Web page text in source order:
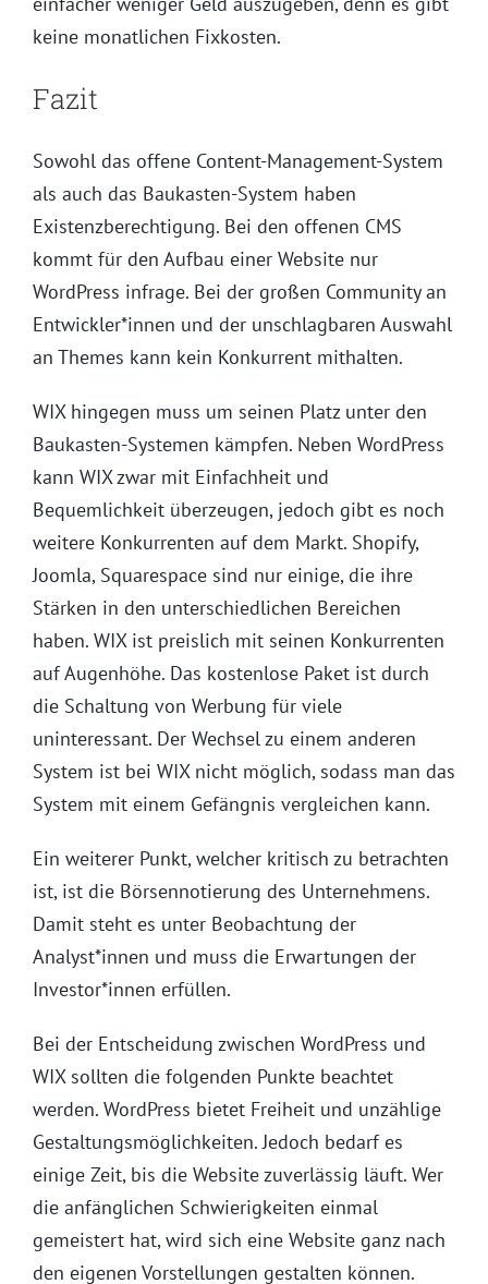
keine monatlichen Fixkosten.
Fazit
Sowohl das offene Content-Management-System
als auch das Baukasten-System haben
Existenzberechtigung. Bei den offenen CMS
kommt für den Aufbau einer Website nur
WordPress infrage. Bei der großen Community an
Entwickler*innen und der unschlagbaren Auswahl
an Themes kann kein Konkurrent mithalten.
WIX hingegen muss um seinen Platz unter den
Baukasten-Systemen kämpfen. Neben WordPress
kann WIX zwar mit Einfachheit und
Bequemlichkeit überzeugen, jedoch gibt es noch
weitere Konkurrenten auf dem Markt. Shopify,
Joomla, Squarespace sind nur einige, die ihre
Stärken in den unterschiedlichen Bereichen
haben. WIX ist preislich mit seinen Konkurrenten
auf Augenhöhe. Das kostenlose Paket ist durch
die Schaltung von Werbung für viele
uninteressant. Der Wechsel zu einem anderen
System ist bei WIX nicht möglich, sodass man das
System mit einem Gefängnis vergleichen kann.
Ein weiterer Punkt, welcher kritisch zu betrachten
ist, ist die Börsennotierung des Unternehmens.
Damit steht es unter Beobachtung der
Analyst*innen und muss die Erwartungen der
Investor*innen erfüllen.
Bei der Entscheidung zwischen WordPress und
WIX sollten die folgenden Punkte beachtet
werden. WordPress bietet Freiheit und unzählige
Gestaltungsmöglichkeiten. Jedoch bedarf es
einige Zeit, bis die Website zuverlässig läuft. Wer
die anfänglichen Schwierigkeiten einmal
gemeistert hat, wird sich eine Website ganz nach
den eigenen Vorstellungen gestalten können.